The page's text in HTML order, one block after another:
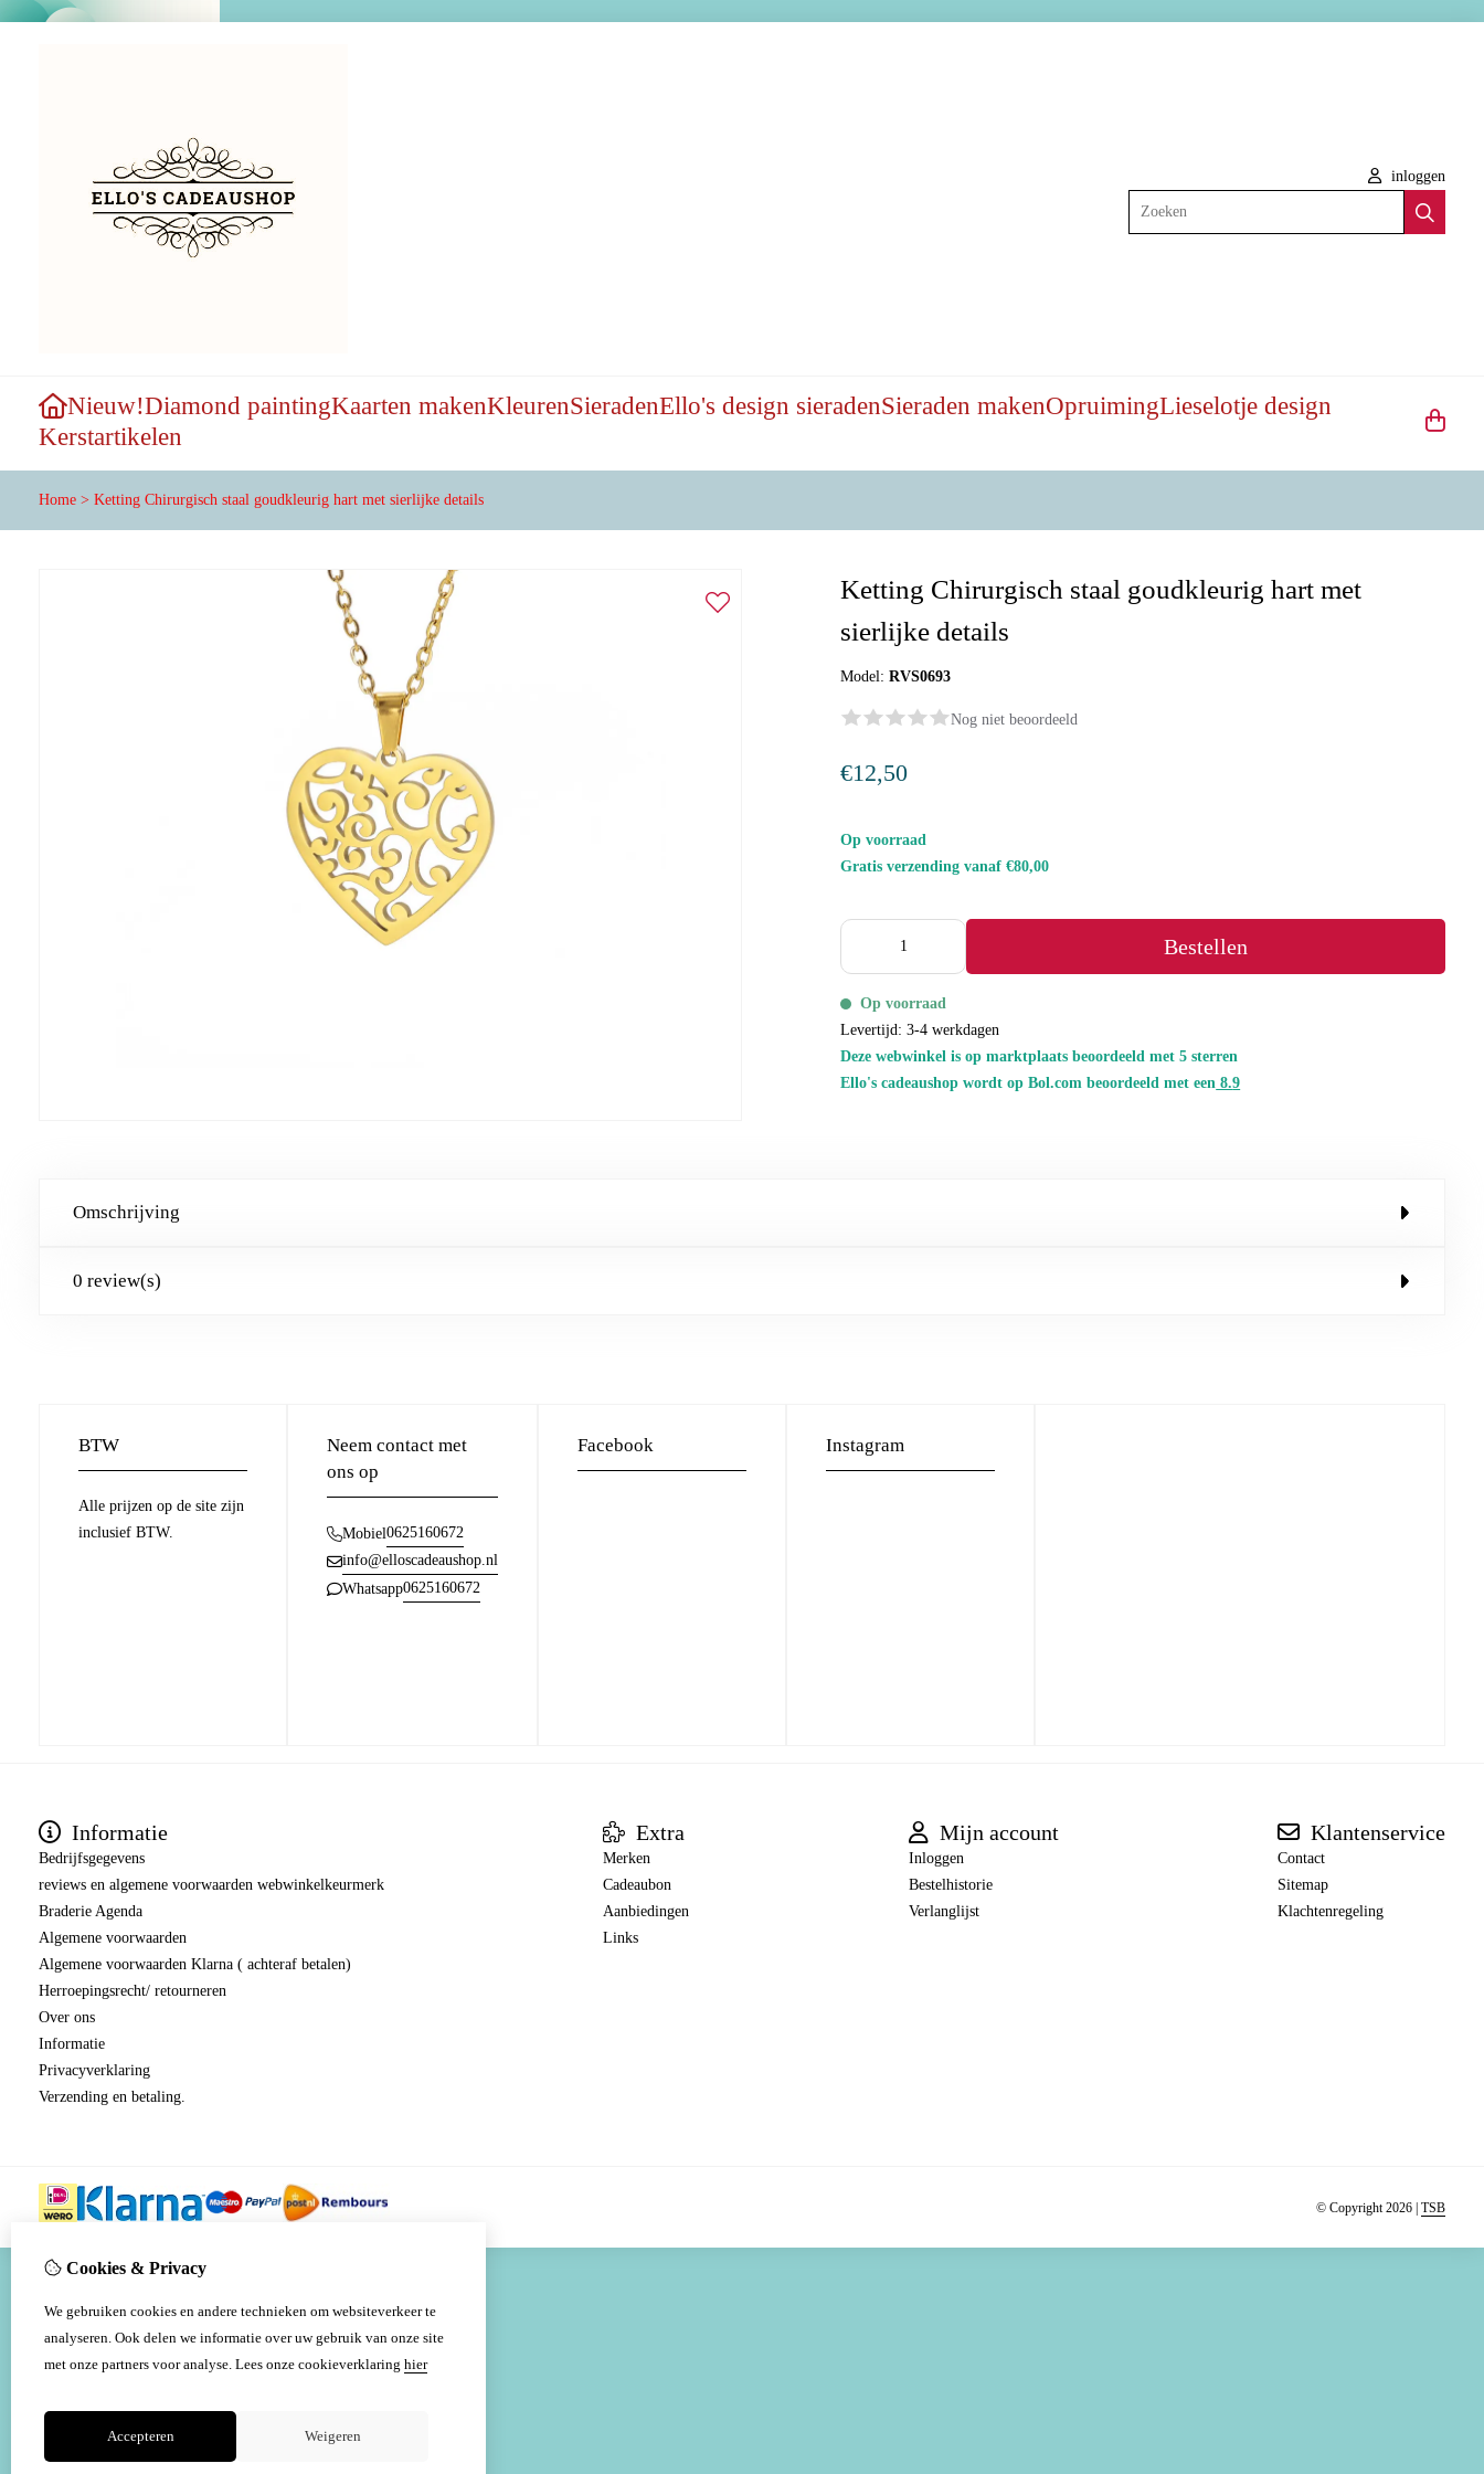
inloggen
Zoeken
Nieuw!Diamond paintingKaarten makenKleurenSieradenEllo's design sieradenSieraden makenOpruimingLieselotje design
Kerstartikelen
Home > Ketting Chirurgisch staal goudkleurig hart met sierlijke details
Ketting Chirurgisch staal goudkleurig hart met
sierlijke details
Model:RVS0693
Nog niet beoordeeld
€12,50
Op voorraad
Gratis verzending vanaf €80,00
Bestellen
Op voorraad
Levertijd: 3-4 werkdagen
Deze webwinkel is op marktplaats beoordeeld met 5 sterren
Ello's cadeaushop wordt op Bol.com beoordeeld met een 8.9
Omschrijving
0 review(s)
BTW
Alle prijzen op de site zijn
inclusief BTW.
Neem contact met
ons op
Mobiel0625160672
info@elloscadeaushop.nl
Whatsapp0625160672
Facebook Instagram
Informatie
Bedrijfsgegevens
reviews en algemene voorwaarden webwinkelkeurmerk
Braderie Agenda
Algemene voorwaarden
Algemene voorwaarden Klarna ( achteraf betalen)
Herroepingsrecht/ retourneren
Over ons
Informatie
Privacyverklaring
Verzending en betaling.
Extra
Merken
Cadeaubon
Aanbiedingen
Links
Mijn account
Inloggen
Bestelhistorie
Verlanglijst
Klantenservice
Contact
Sitemap
Klachtenregeling
© Copyright 2026 | TSB
Cookies & Privacy
We gebruiken cookies en andere technieken om websiteverkeer te
analyseren. Ook delen we informatie over uw gebruik van onze site
met onze partners voor analyse. Lees onze cookieverklaring hier
Accepteren Weigeren